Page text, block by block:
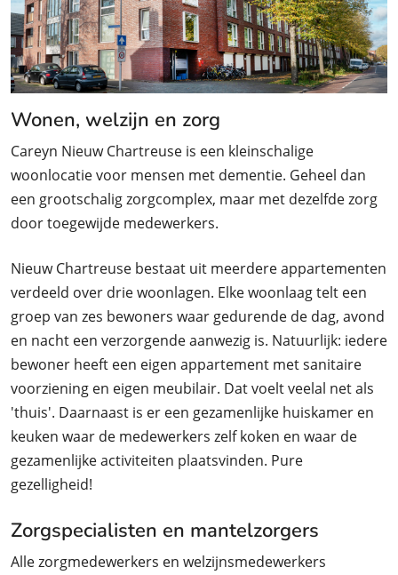
Wonen, welzijn en zorg
Careyn Nieuw Chartreuse is een kleinschalige
woonlocatie voor mensen met dementie. Geheel dan
een grootschalig zorgcomplex, maar met dezelfde zorg
door toegewijde medewerkers.
Nieuw Chartreuse bestaat uit meerdere appartementen
verdeeld over drie woonlagen. Elke woonlaag telt een
groep van zes bewoners waar gedurende de dag, avond
en nacht een verzorgende aanwezig is. Natuurlijk: iedere
bewoner heeft een eigen appartement met sanitaire
voorziening en eigen meubilair. Dat voelt veelal net als
'thuis'. Daarnaast is er een gezamenlijke huiskamer en
keuken waar de medewerkers zelf koken en waar de
gezamenlijke activiteiten plaatsvinden. Pure
gezelligheid!
Zorgspecialisten en mantelzorgers
Alle zorgmedewerkers en welzijnsmedewerkers